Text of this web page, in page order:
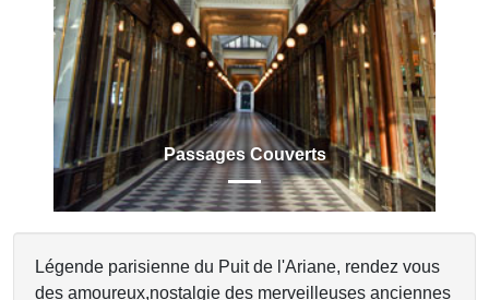
Passages Couverts
Previous
Légende parisienne du Puit de l'Ariane, rendez vous
des amoureux,nostalgie des merveilleuses anciennes